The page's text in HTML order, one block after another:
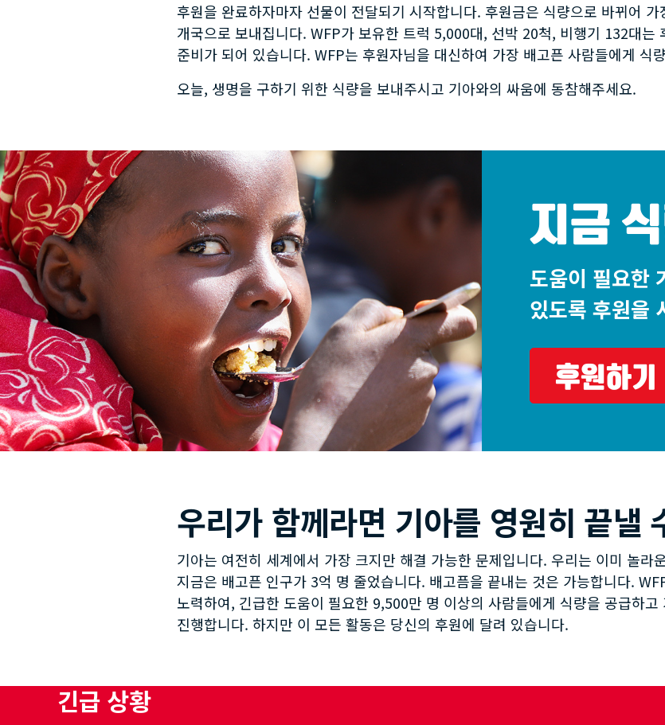
후원을 완료하자마자 선물이 전달되기 시작합니다. 후원금은 식량으로 바뀌어
개국으로 보내집니다. WFP가 보유한 트럭 5,000대, 선박 20척, 비행기 132대는
준비가 되어 있습니다. WFP는 후원자님을 대신하여 가장 배고픈 사람들에게 식
오늘, 생명을 구하기 위한 식량을 보내주시고 기아와의 싸움에 동참해주세요.
지금
도움이 필요한
있도록 후원을
후원하기
우리가 함께라면 기아를 영원히 끝낼
기아는 여전히 세계에서 가장 크지만 해결 가능한 문제입니다. 우리는 이미 놀라
지금은 배고픈 인구가 3억 명 줄었습니다. 배고픔을 끝내는 것은 가능합니다.
노력하여, 긴급한 도움이 필요한 9,500만 명 이상의 사람들에게 식량을 공급하
진행합니다. 하지만 이 모든 활동은 당신의 후원에 달려 있습니다.
긴급 상황